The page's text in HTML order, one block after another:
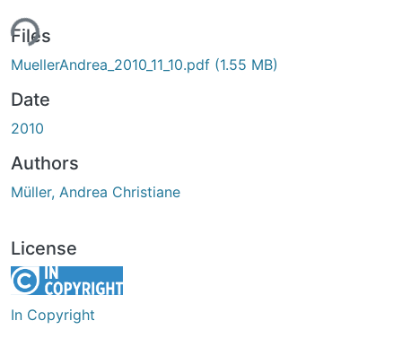
Files
MuellerAndrea_2010_11_10.pdf (1.55 MB)
Date
2010
Authors
Müller, Andrea Christiane
License
In Copyright